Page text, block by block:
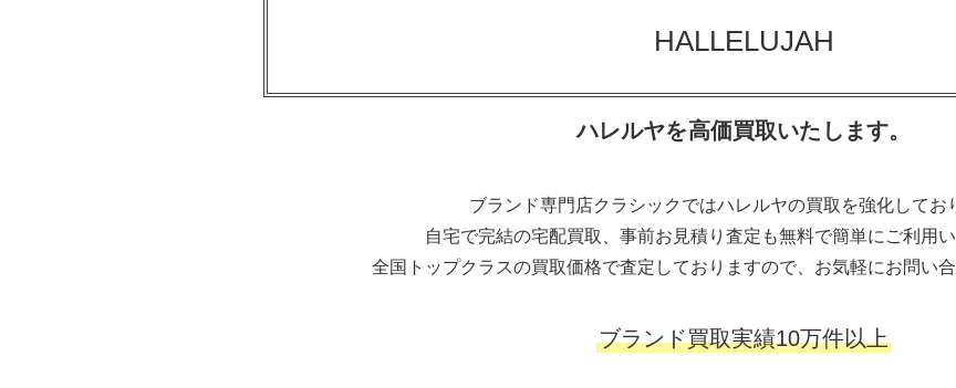
HALLELUJAH
ハレルヤを高価買取いたします。
ブランド専門店クラシックではハレルヤの買取を強化してお
自宅で完結の宅配買取、事前お見積り査定も無料で簡単にご利用い
全国トップクラスの買取価格で査定しておりますので、お気軽にお問い合
ブランド買取実績10万件以上